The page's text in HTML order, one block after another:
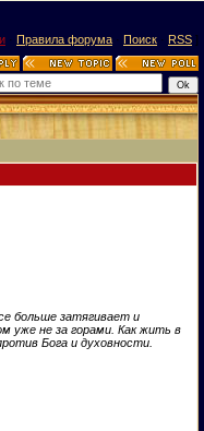
· Правила форума · Поиск · RSS ]
больше затягивает и
уже не за горами. Как жить в
Бога и духовности.